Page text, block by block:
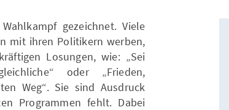
gezeichnet. Viele
mit ihren Politikern werben,
Losungen, wie: „Sei
oder „Frieden,
Weg“. Sie sind Ausdruck
Programmen fehlt. Dabei